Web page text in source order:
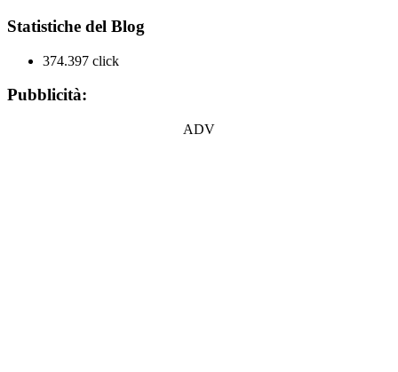
Statistiche del Blog
374.397 click
Pubblicità:
ADV